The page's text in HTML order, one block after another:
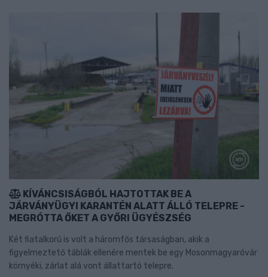
KÍVÁNCSISÁGBÓL HAJTOTTAK BE A
JÁRVÁNYÜGYI KARANTÉN ALATT ÁLLÓ TELEPRE -
MEGRÓTTA ŐKET A GYŐRI ÜGYÉSZSÉG
Két fiatalkorú is volt a háromfős társaságban, akik a
figyelmeztető táblák ellenére mentek be egy Mosonmagyaróvár
környéki, zárlat alá vont állattartó telepre.